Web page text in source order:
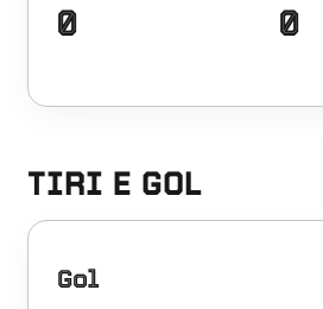
0 0
TIRI E GOL
Gol